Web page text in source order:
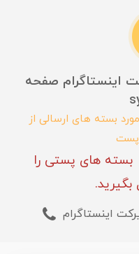
اینستاگرام صفحه
بسته های ارسالی از
پست
بسته های پستی را
اینستاگرام